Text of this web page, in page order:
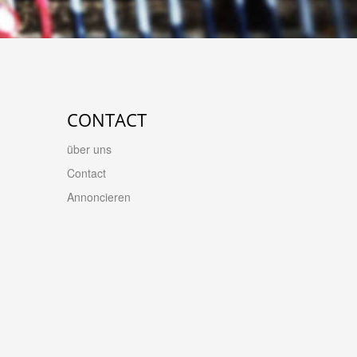
CONTACT
über uns
Contact
Annoncieren